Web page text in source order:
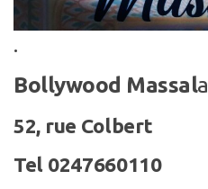
.
Bollywood Massala
52, rue Colbert
Tel 0247660110